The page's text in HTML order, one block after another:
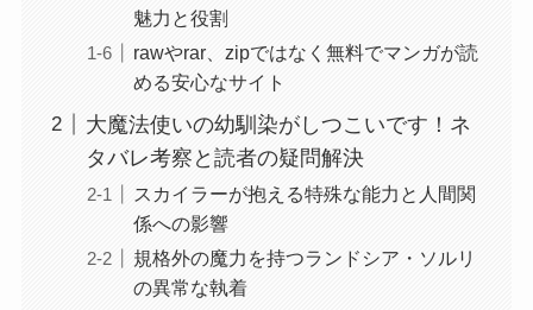
魅力と役割
rawやrar、zipではなく無料でマンガが読
める安心なサイト
大魔法使いの幼馴染がしつこいです！ネ
タバレ考察と読者の疑問解決
スカイラーが抱える特殊な能力と人間関
係への影響
規格外の魔力を持つランドシア・ソルリ
の異常な執着